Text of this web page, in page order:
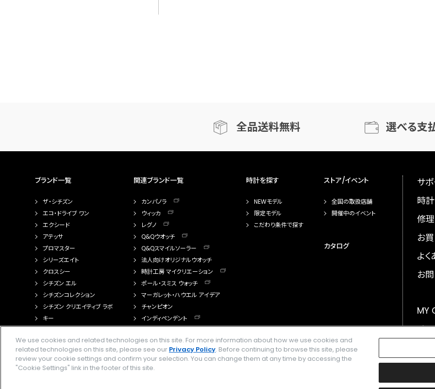
全品送料無料 選べる支
ブランド一覧
ザ・シチズン
エコ・ドライブ ワン
エクシード
アテッサ
プロマスター
シリーズエイト
クロスシー
シチズン エル
シチズンコレクション
シチズン クリエイティブ ラボ
キー
関連ブランド一覧
カンパノラ
ウィッカ
レグノ
Q&Qウオッチ
Q&Qスマイルソーラー
法人向けオリジナルウオッチ
時計工房 マイクリエーション
ポール・スミス ウォッチ
マーガレット・ハウエル アイデア
チャンピオン
インディペンデント
時計を探す
NEWモデル
限定モデル
こだわり条件で探す
ストア/イベント
全国の取扱店舗
開催中のイベント
カタログ
サ
時
修理
お
よ
お
MY
メ
We use cookies and related technologies on this site. For more information about how we use cookies and
related technologies on this site, please see our Privacy Policy. Before continuing to browse this site, please
review your cookie settings and confirm your selection. You can change them at any time by accessing the
"Cookie Settings" link in the footer of this site.